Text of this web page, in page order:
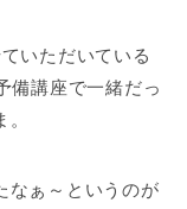
いただいている
備講座で一緒だっ
なぁ～というのが